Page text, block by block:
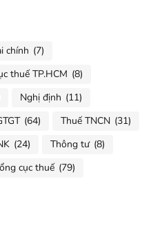
chính (7)
thuế TP.HCM (8)
Nghị định (11)
(64) Thuế TNCN (31)
(24) Thông tư (8)
cục thuế (79)